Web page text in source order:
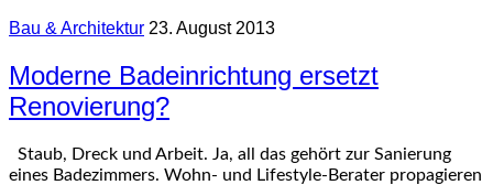
Bau & Architektur 23. August 2013
Moderne Badeinrichtung ersetzt
Renovierung?
Staub, Dreck und Arbeit. Ja, all das gehört zur Sanierung
eines Badezimmers. Wohn- und Lifestyle-Berater propagieren